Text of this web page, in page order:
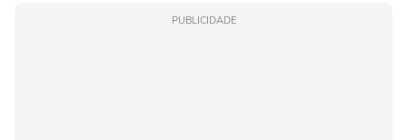
PUBLICIDADE